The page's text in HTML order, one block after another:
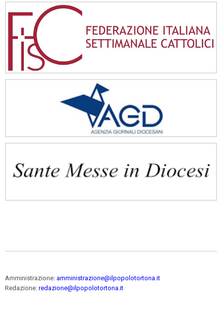
Amministrazione: amministrazione@ilpopolotortona.it
Redazione: redazione@ilpopolotortona.it